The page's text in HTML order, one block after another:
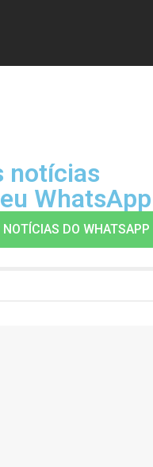
notícias
WhatsApp
DO WHATSAPP